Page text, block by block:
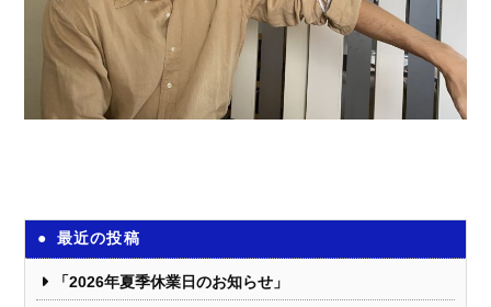
最近の投稿
「2026年夏季休業日のお知らせ」